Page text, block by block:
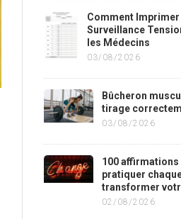
Comment
Surveillance
les Médecins
03/08/2026
Bûcheron
tirage
03/08/2026
100 affirmations
pratiquer
transformer
02/08/2026